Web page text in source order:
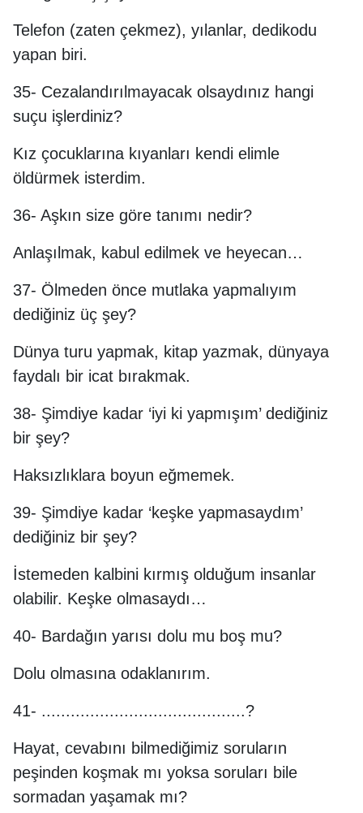
Telefon (zaten çekmez), yılanlar, dedikodu
yapan biri.
35- Cezalandırılmayacak olsaydınız hangi
suçu işlerdiniz?
Kız çocuklarına kıyanları kendi elimle
öldürmek isterdim.
36- Aşkın size göre tanımı nedir?
Anlaşılmak, kabul edilmek ve heyecan…
37- Ölmeden önce mutlaka yapmalıyım
dediğiniz üç şey?
Dünya turu yapmak, kitap yazmak, dünyaya
faydalı bir icat bırakmak.
38- Şimdiye kadar ‘iyi ki yapmışım’ dediğiniz
bir şey?
Haksızlıklara boyun eğmemek.
39- Şimdiye kadar ‘keşke yapmasaydım’
dediğiniz bir şey?
İstemeden kalbini kırmış olduğum insanlar
olabilir. Keşke olmasaydı…
40- Bardağın yarısı dolu mu boş mu?
Dolu olmasına odaklanırım.
41- ..........................................?
Hayat, cevabını bilmediğimiz soruların
peşinden koşmak mı yoksa soruları bile
sormadan yaşamak mı?